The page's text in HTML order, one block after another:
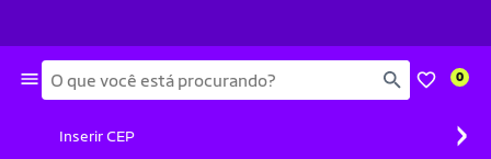
Busca 0
Inserir CEP ›